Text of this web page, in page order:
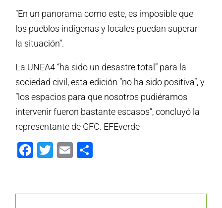
“En un panorama como este, es imposible que
los pueblos indígenas y locales puedan superar
la situación”.
La UNEA4 “ha sido un desastre total” para la
sociedad civil, esta edición “no ha sido positiva”, y
“los espacios para que nosotros pudiéramos
intervenir fueron bastante escasos”, concluyó la
representante de GFC. EFEverde
Facebook
Twitter
Email